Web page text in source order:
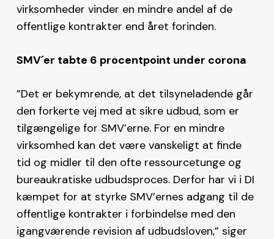
virksomheder vinder en mindre andel af de
offentlige kontrakter end året forinden.
SMV´er tabte 6 procentpoint under corona
”Det er bekymrende, at det tilsyneladende går
den forkerte vej med at sikre udbud, som er
tilgængelige for SMV’erne. For en mindre
virksomhed kan det være vanskeligt at finde
tid og midler til den ofte ressourcetunge og
bureaukratiske udbudsproces. Derfor har vi i DI
kæmpet for at styrke SMV’ernes adgang til de
offentlige kontrakter i forbindelse med den
igangværende revision af udbudsloven,” siger